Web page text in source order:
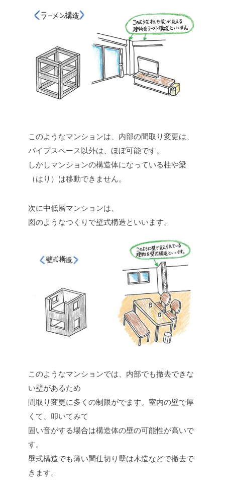
このようなマンションは、内部の間取り変更は、
パイプスペース以外は、ほぼ可能です。
しかしマンションの構造体になっている柱や梁
（はり）は移動できません。
次に中低層マンションは、
図のようなつくりで壁式構造といいます。
このようなマンションでは、内部でも撤去できな
い壁があるため
間取り変更に多くの制限がでます。室内の壁で厚
くて、叩いてみて
固い音がする場合は構造体の壁の可能性が高いで
す。
壁式構造でも薄い間仕切り壁は木造などで撤去で
きます。